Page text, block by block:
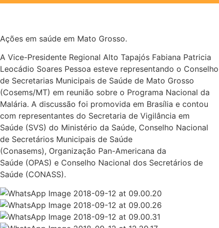
Ações em saúde em Mato Grosso.
A Vice-Presidente Regional Alto Tapajós Fabiana Patricia
Leocádio Soares Pessoa esteve representando o Conselho
de Secretarias Municipais de Saúde de Mato Grosso
(Cosems/MT) em reunião sobre o Programa Nacional da
Malária. A discussão foi promovida em Brasília e contou
com representantes do Secretaria de Vigilância em
Saúde (SVS) do Ministério da Saúde, Conselho Nacional
de Secretários Municipais de Saúde
(Conasems), Organização Pan-Americana da
Saúde (OPAS) e Conselho Nacional dos Secretários de
Saúde (CONASS).